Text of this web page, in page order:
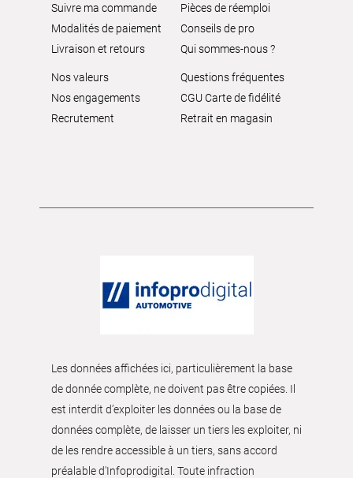
Suivre ma commande
Modalités de paiement
Livraison et retours
Pièces de réemploi
Conseils de pro
Qui sommes-nous ?
Nos valeurs
Nos engagements
Recrutement
Questions fréquentes
CGU Carte de fidélité
Retrait en magasin
Les données affichées ici, particulièrement la base
de donnée complète, ne doivent pas être copiées. Il
est interdit d’exploiter les données ou la base de
données complète, de laisser un tiers les exploiter, ni
de les rendre accessible à un tiers, sans accord
préalable d'Infoprodigital. Toute infraction